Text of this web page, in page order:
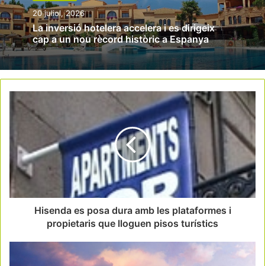
20 juliol, 2026
La inversió hotelera accelera i es dirigeix
cap a un nou rècord històric a Espanya
Hisenda es posa dura amb les plataformes i
propietaris que lloguen pisos turístics